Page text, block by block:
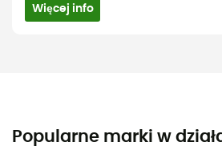
Więcej info
Popularne marki w